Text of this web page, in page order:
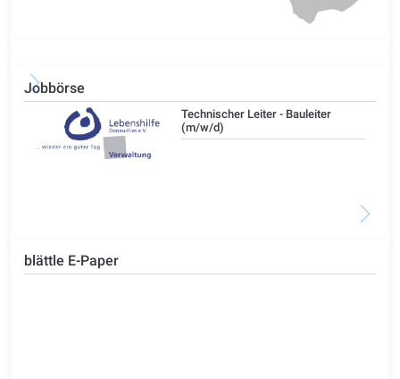
Jobbörse
Technischer Leiter - Bauleiter
(m/w/d)
blättle E-Paper